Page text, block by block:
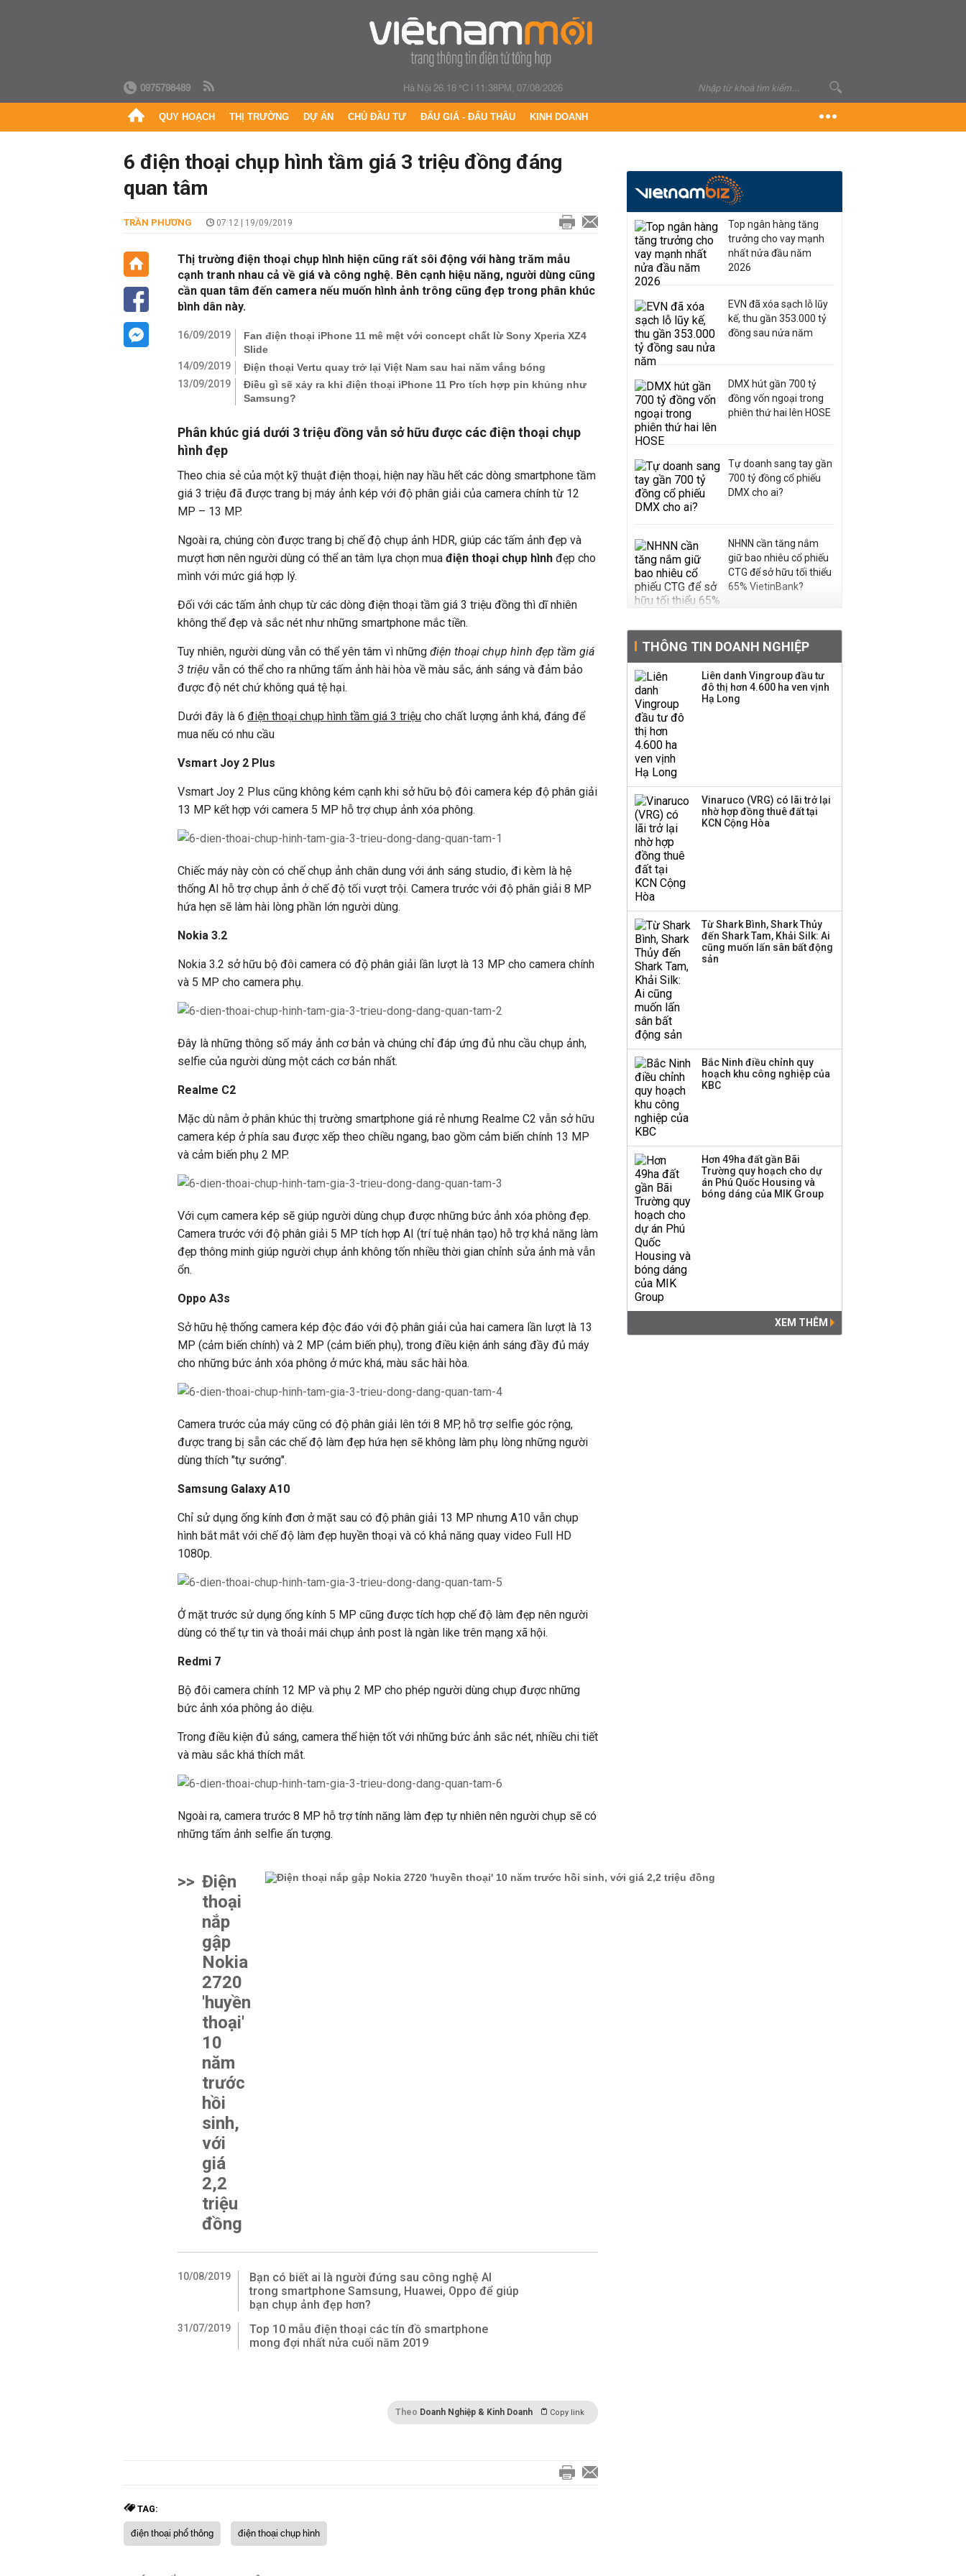
0975798489 Hà Nội 26.18 °C| 11:38PM, 07/08/2026
QUY HOẠCH THỊ TRƯỜNG DỰ ÁN CHỦ ĐẦU TƯ ĐẤU GIÁ - ĐẤU THẦU KINH DOANH
6 điện thoại chụp hình tầm giá 3 triệu đồng đáng
quan tâm
TRẦN PHƯƠNG 07:12 | 19/09/2019
Thị trường điện thoại chụp hình hiện cũng rất sôi động với hàng trăm mẫu
cạnh tranh nhau cả về giá và công nghệ. Bên cạnh hiệu năng, người dùng cũng
cần quan tâm đến camera nếu muốn hình ảnh trông cũng đẹp trong phân khúc
bình dân này.
16/09/2019
Fan điện thoại iPhone 11 mê mệt với concept chất lừ Sony Xperia XZ4
Slide
14/09/2019
Điện thoại Vertu quay trở lại Việt Nam sau hai năm vắng bóng
13/09/2019
Điều gì sẽ xảy ra khi điện thoại iPhone 11 Pro tích hợp pin khủng như
Samsung?
Phân khúc giá dưới 3 triệu đồng vẫn sở hữu được các điện thoại chụp
hình đẹp
Theo chia sẻ của một kỹ thuật điện thoại, hiện nay hầu hết các dòng smartphone tầm
giá 3 triệu đã được trang bị máy ảnh kép với độ phân giải của camera chính từ 12
MP – 13 MP.
Ngoài ra, chúng còn được trang bị chế độ chụp ảnh HDR, giúp các tấm ảnh đẹp và
mượt hơn nên người dùng có thể an tâm lựa chọn mua điện thoại chụp hình đẹp cho
mình với mức giá hợp lý.
Đối với các tấm ảnh chụp từ các dòng điện thoại tầm giá 3 triệu đồng thì dĩ nhiên
không thể đẹp và sắc nét như những smartphone mắc tiền.
Tuy nhiên, người dùng vẫn có thể yên tâm vì những điện thoại chụp hình đẹp tầm giá
3 triệu vẫn có thể cho ra những tấm ảnh hài hòa về màu sắc, ánh sáng và đảm bảo
được độ nét chứ không quá tệ hại.
Dưới đây là 6 điện thoại chụp hình tầm giá 3 triệu cho chất lượng ảnh khá, đáng để
mua nếu có nhu cầu
Vsmart Joy 2 Plus
Vsmart Joy 2 Plus cũng không kém cạnh khi sở hữu bộ đôi camera kép độ phân giải
13 MP kết hợp với camera 5 MP hỗ trợ chụp ảnh xóa phông.
Chiếc máy này còn có chế chụp ảnh chân dung với ánh sáng studio, đi kèm là hệ
thống AI hỗ trợ chụp ảnh ở chế độ tối vượt trội. Camera trước với độ phân giải 8 MP
hứa hẹn sẽ làm hài lòng phần lớn người dùng.
Nokia 3.2
Nokia 3.2 sở hữu bộ đôi camera có độ phân giải lần lượt là 13 MP cho camera chính
và 5 MP cho camera phụ.
Đây là những thông số máy ảnh cơ bản và chúng chỉ đáp ứng đủ nhu cầu chụp ảnh,
selfie của người dùng một cách cơ bản nhất.
Realme C2
Mặc dù nằm ở phân khúc thị trường smartphone giá rẻ nhưng Realme C2 vẫn sở hữu
camera kép ở phía sau được xếp theo chiều ngang, bao gồm cảm biến chính 13 MP
và cảm biến phụ 2 MP.
Với cụm camera kép sẽ giúp người dùng chụp được những bức ảnh xóa phông đẹp.
Camera trước với độ phân giải 5 MP tích hợp AI (trí tuệ nhân tạo) hỗ trợ khả năng làm
đẹp thông minh giúp người chụp ảnh không tốn nhiều thời gian chỉnh sửa ảnh mà vẫn
ổn.
Oppo A3s
Sở hữu hệ thống camera kép độc đáo với độ phân giải của hai camera lần lượt là 13
MP (cảm biến chính) và 2 MP (cảm biến phụ), trong điều kiện ánh sáng đầy đủ máy
cho những bức ảnh xóa phông ở mức khá, màu sắc hài hòa.
Camera trước của máy cũng có độ phân giải lên tới 8 MP, hỗ trợ selfie góc rộng,
được trang bị sẵn các chế độ làm đẹp hứa hẹn sẽ không làm phụ lòng những người
dùng thích "tự sướng".
Samsung Galaxy A10
Chỉ sử dụng ống kính đơn ở mặt sau có độ phân giải 13 MP nhưng A10 vẫn chụp
hình bắt mắt với chế độ làm đẹp huyền thoại và có khả năng quay video Full HD
1080p.
Ở mặt trước sử dụng ống kính 5 MP cũng được tích hợp chế độ làm đẹp nên người
dùng có thể tự tin và thoải mái chụp ảnh post là ngàn like trên mạng xã hội.
Redmi 7
Bộ đôi camera chính 12 MP và phụ 2 MP cho phép người dùng chụp được những
bức ảnh xóa phông ảo diệu.
Trong điều kiện đủ sáng, camera thể hiện tốt với những bức ảnh sắc nét, nhiều chi tiết
và màu sắc khá thích mắt.
Ngoài ra, camera trước 8 MP hỗ trợ tính năng làm đẹp tự nhiên nên người chụp sẽ có
những tấm ảnh selfie ấn tượng.
>> Điện
thoại
nắp
gập
Nokia
2720
'huyền
thoại'
10
năm
trước
hồi
sinh,
với
giá
2,2
triệu
đồng
10/08/2019
Bạn có biết ai là người đứng sau công nghệ AI
trong smartphone Samsung, Huawei, Oppo để giúp
bạn chụp ảnh đẹp hơn?
31/07/2019
Top 10 mẫu điện thoại các tín đồ smartphone
mong đợi nhất nửa cuối năm 2019
Theo Doanh Nghiệp & Kinh Doanh Copy link
TAG:
điện thoại phổ thông điện thoại chụp hình
Top ngân hàng tăng
trưởng cho vay mạnh
nhất nửa đầu năm
2026
EVN đã xóa sạch lỗ lũy
kế, thu gần 353.000 tỷ
đồng sau nửa năm
DMX hút gần 700 tỷ
đồng vốn ngoại trong
phiên thứ hai lên HOSE
Tự doanh sang tay gần
700 tỷ đồng cổ phiếu
DMX cho ai?
NHNN cần tăng nắm
giữ bao nhiêu cổ phiếu
CTG để sở hữu tối thiểu
65% VietinBank?
62.000 tỷ đồng tiền
mặt, ngang ngửa MWG
Chuyên gia Phạm Xuân
Đề xuất miễn 30% thuế
thu nhập cho hộ kinh
doanh, doanh nghiệp
tăng vốn lên gần
77.800 tỷ
THÔNG TIN DOANH NGHIỆP
Liên danh Vingroup đầu tư
đô thị hơn 4.600 ha ven vịnh
Hạ Long
Vinaruco (VRG) có lãi trở lại
nhờ hợp đồng thuê đất tại
KCN Cộng Hòa
Từ Shark Bình, Shark Thủy
đến Shark Tam, Khải Silk: Ai
cũng muốn lấn sân bất động
sản
Bắc Ninh điều chỉnh quy
hoạch khu công nghiệp của
KBC
Hơn 49ha đất gần Bãi
Trường quy hoạch cho dự
án Phú Quốc Housing và
bóng dáng của MIK Group
XEM THÊM